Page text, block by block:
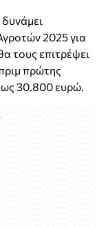
2025 για
τους επιτρέψει
πρώτης
30.800 ευρώ.